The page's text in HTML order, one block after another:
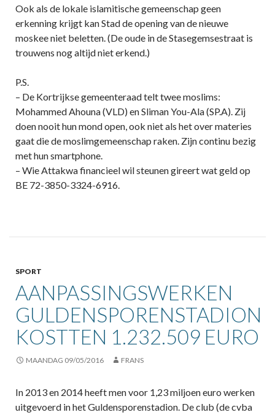
Ook als de lokale islamitische gemeenschap geen
erkenning krijgt kan Stad de opening van de nieuwe
moskee niet beletten. (De oude in de Stasegemsestraat is
trouwens nog altijd niet erkend.)
P.S.
– De Kortrijkse gemeenteraad telt twee moslims:
Mohammed Ahouna (VLD) en Sliman You-Ala (SP.A). Zij
doen nooit hun mond open, ook niet als het over materies
gaat die de moslimgemeenschap raken. Zijn continu bezig
met hun smartphone.
– Wie Attakwa financieel wil steunen gireert wat geld op
BE 72-3850-3324-6916.
SPORT
AANPASSINGSWERKEN
GULDENSPORENSTADION
KOSTTEN 1.232.509 EURO
MAANDAG 09/05/2016 FRANS
In 2013 en 2014 heeft men voor 1,23 miljoen euro werken
uitgevoerd in het Guldensporenstadion. De club (de cvba